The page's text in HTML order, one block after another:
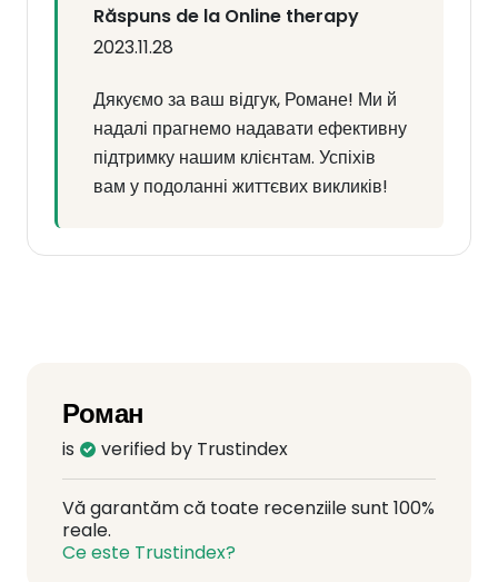
Răspuns de la Online therapy
2023.11.28
Дякуємо за ваш відгук, Романе! Ми й
надалі прагнемо надавати ефективну
підтримку нашим клієнтам. Успіхів
вам у подоланні життєвих викликів!
Роман
is verified by Trustindex
Vă garantăm că toate recenziile sunt 100%
reale.
Ce este Trustindex?